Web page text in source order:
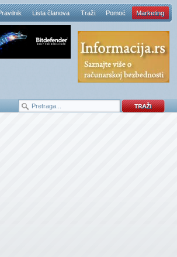
Lista članova Traži Pomoć Marketing